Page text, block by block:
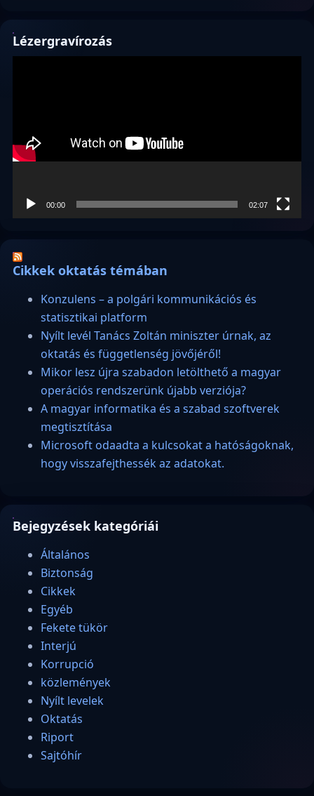
Lézergravírozás
00:00 02:07
Cikkek oktatás témában
Konzulens – a polgári kommunikációs és
statisztikai platform
Nyílt levél Tanács Zoltán miniszter úrnak, az
oktatás és függetlenség jövőjéről!
Mikor lesz újra szabadon letölthető a magyar
operációs rendszerünk újabb verziója?
A magyar informatika és a szabad szoftverek
megtisztítása
Microsoft odaadta a kulcsokat a hatóságoknak,
hogy visszafejthessék az adatokat.
Bejegyzések kategóriái
Általános
Biztonság
Cikkek
Egyéb
Fekete tükör
Interjú
Korrupció
közlemények
Nyílt levelek
Oktatás
Riport
Sajtóhír